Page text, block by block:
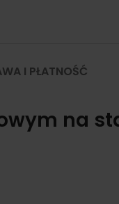
I PŁATNOŚĆ
na